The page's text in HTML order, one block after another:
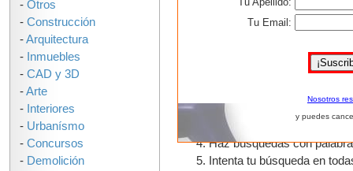
- Otros
- Construcción
-Arquitectura
- Inmuebles
- CAD y 3D
-Arte
- Interiores
- Urbanísmo
- Concursos
- Demolición
Usa solo las palabras que
palabras, mas resultados
No uses corchetes,
que tengan "urban" en
como urbano, urbanos,
Haz búsquedas con
Intenta tu búsqueda en
Tu Email:
Nosotros
y puedes